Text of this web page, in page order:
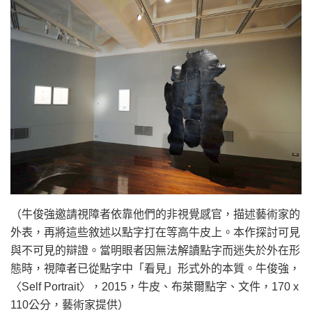
（牛俊強邀請視障者依靠他們的非視覺感官，描述藝術家的
外表，再將這些敘述以點字打在等高牛皮上。本作探討可見
與不可見的辯證。當明眼者因無法解讀點字而迷失於外在形
態時，視障者已從點字中「看見」形式外的本質。牛俊強，
〈Self Portrait〉，2015，牛皮、布萊爾點字、文件，170 x
110公分，藝術家提供）